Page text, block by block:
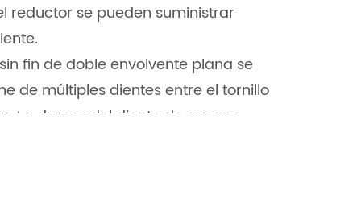
reductor se pueden suministrar
fin de doble envolvente plana se
de múltiples dientes entre el tornillo
La dureza del diente de gusano
helicoidal adopta una aleación de
para mantener una larga
alta eficiencia de transmisión y una